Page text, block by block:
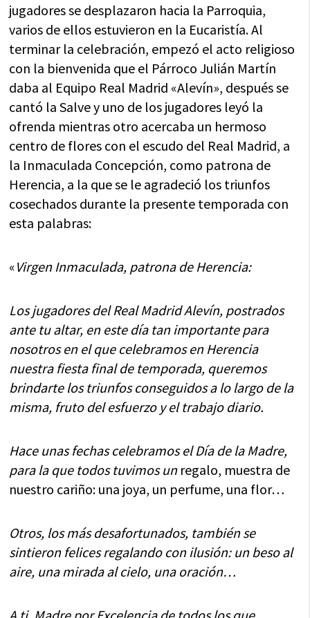
jugadores se desplazaron hacia la Parroquia,
varios de ellos estuvieron en la Eucaristía. Al
terminar la celebración, empezó el acto religioso
con la bienvenida que el Párroco Julián Martín
daba al Equipo Real Madrid «Alevín», después se
cantó la Salve y uno de los jugadores leyó la
ofrenda mientras otro acercaba un hermoso
centro de flores con el escudo del Real Madrid, a
la Inmaculada Concepción, como patrona de
Herencia, a la que se le agradeció los triunfos
cosechados durante la presente temporada con
esta palabras:
«Virgen Inmaculada, patrona de Herencia:
Los jugadores del Real Madrid Alevín, postrados
ante tu altar, en este día tan importante para
nosotros en el que celebramos en Herencia
nuestra fiesta final de temporada, queremos
brindarte los triunfos conseguidos a lo largo de la
misma, fruto del esfuerzo y el trabajo diario.
Hace unas fechas celebramos el Día de la Madre,
para la que todos tuvimos unregalo, muestra de
nuestro cariño: una joya, un perfume, una flor…
Otros, los más desafortunados, también se
sintieron felices regalando con ilusión: un beso al
aire, una mirada al cielo, una oración…